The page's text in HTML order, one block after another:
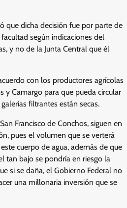
que dicha decisión fue por parte de
según indicaciones del
y no de la Junta Central que él
con los productores agrícolas
y Camargo para que pueda circular
filtrantes están secas.
Francisco de Conchos, siguen en
pues el volumen que se verterá
cuerpo de agua, además de que
tan bajo se pondría en riesgo la
si se daña, el Gobierno Federal no
una millonaria inversión que se